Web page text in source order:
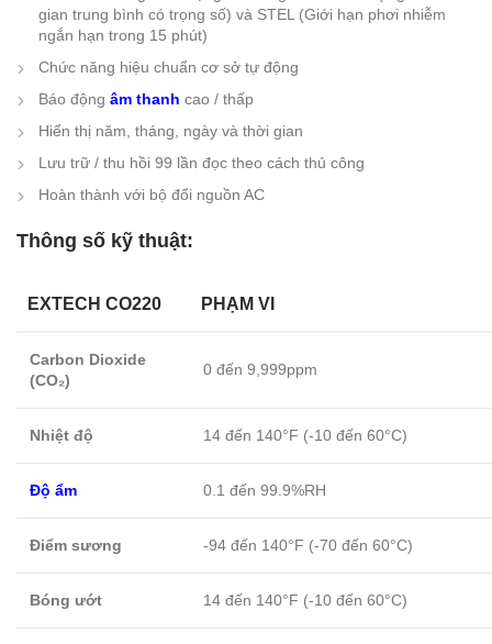
gian trung bình có trọng số) và STEL (Giới hạn phơi nhiễm
ngắn hạn trong 15 phút)
Chức năng hiệu chuẩn cơ sở tự động
Báo động âm thanh cao / thấp
Hiển thị năm, tháng, ngày và thời gian
Lưu trữ / thu hồi 99 lần đọc theo cách thủ công
Hoàn thành với bộ đổi nguồn AC
Thông số kỹ thuật:
EXTECH CO220 PHẠM VI
Carbon Dioxide
(CO₂)
0 đến 9,999ppm
Nhiệt độ 14 đến 140°F (-10 đến 60°C)
Độ ẩm 0.1 đến 99.9%RH
Điểm sương -94 đến 140°F (-70 đến 60°C)
Bóng ướt 14 đến 140°F (-10 đến 60°C)